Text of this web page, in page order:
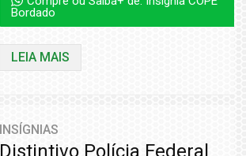
Bordado
LEIA MAIS
INSÍGNIAS
Distintivo Polícia Federal